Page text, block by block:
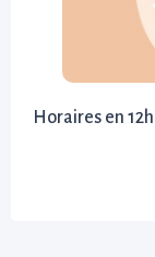
Horaires en